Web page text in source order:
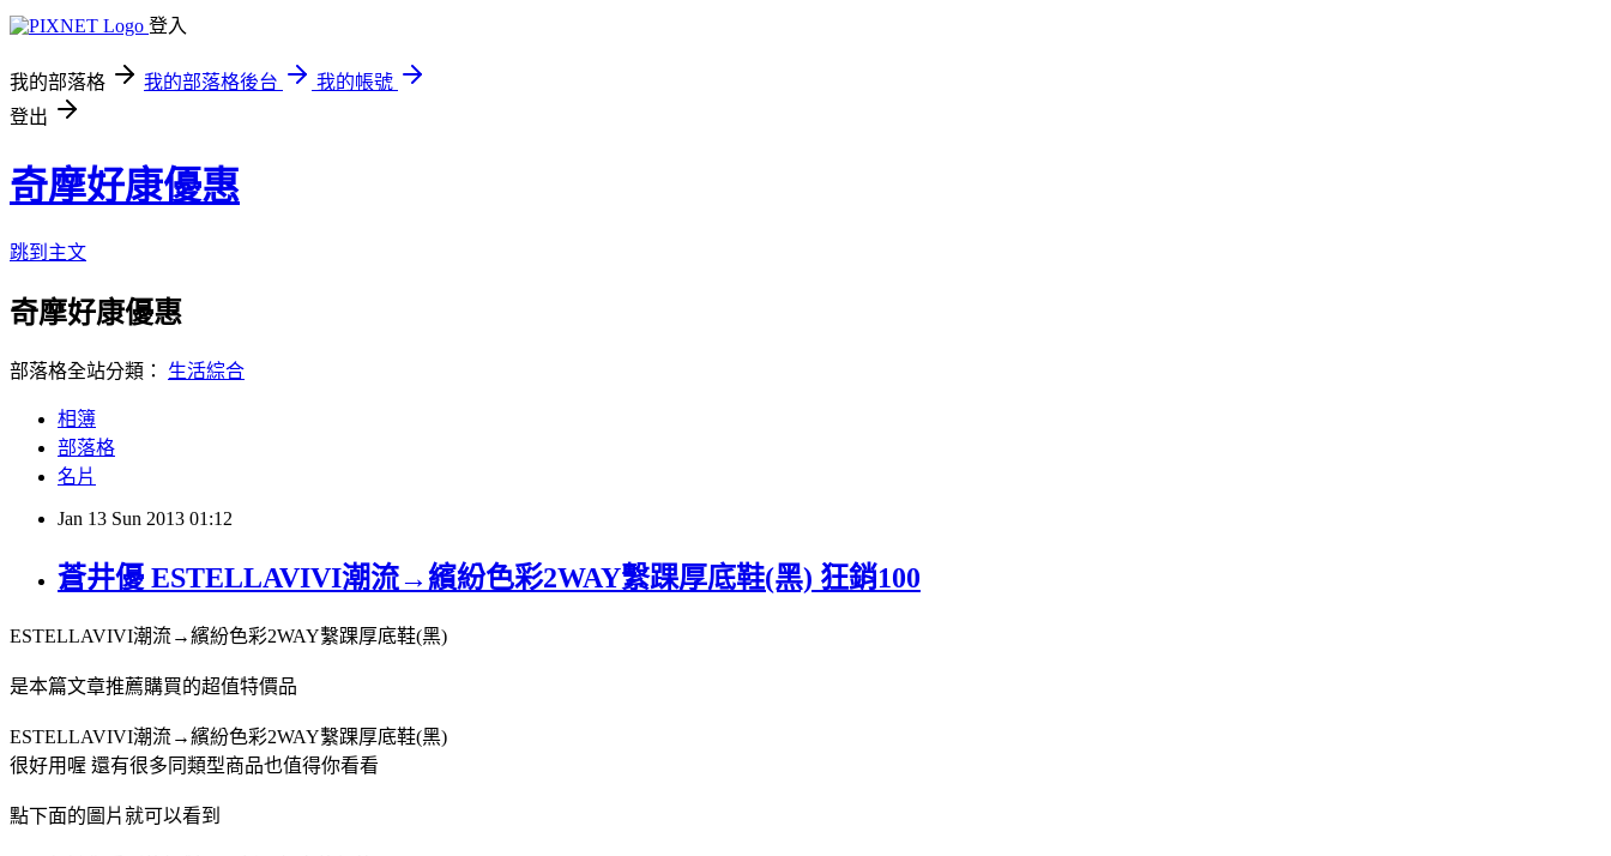
登入
我的部落格 我的部落格後台
我的帳號
登出
奇摩好康優惠
跳到主文
奇摩好康優惠
部落格全站分類： 生活綜合
相簿
部落格
名片
Jan 13 Sun 2013 01:12
蒼井優 ESTELLAVIVI潮流→繽紛色彩2WAY繫踝厚底鞋(黑) 狂銷100
ESTELLAVIVI潮流→繽紛色彩2WAY繫踝厚底鞋(黑)
是本篇文章推薦購買的超值特價品
ESTELLAVIVI潮流→繽紛色彩2WAY繫踝厚底鞋(黑)
很好用喔 還有很多同類型商品也值得你看看
點下面的圖片就可以看到